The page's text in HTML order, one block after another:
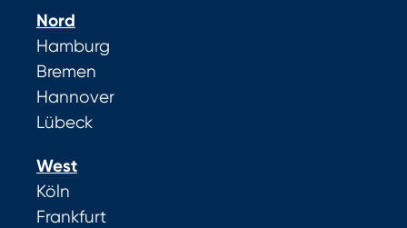
Nord
Hamburg
Bremen
Hannover
Lübeck
West
Köln
Frankfurt